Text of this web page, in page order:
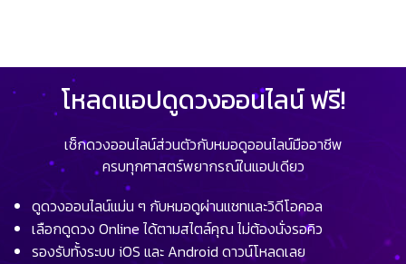
โหลดแอปดูดวงออนไลน์ ฟรี!
เช็กดวงออนไลน์ส่วนตัวกับหมอดูออนไลน์มืออาชีพ
ครบทุกศาสตร์พยากรณ์ในแอปเดียว
ดูดวงออนไลน์แม่น ๆ กับหมอดูผ่านแชทและวิดีโอคอล
เลือกดูดวง Online ได้ตามสไตล์คุณ ไม่ต้องนั่งรอคิว
รองรับทั้งระบบ iOS และ Android ดาวน์โหลดเลย